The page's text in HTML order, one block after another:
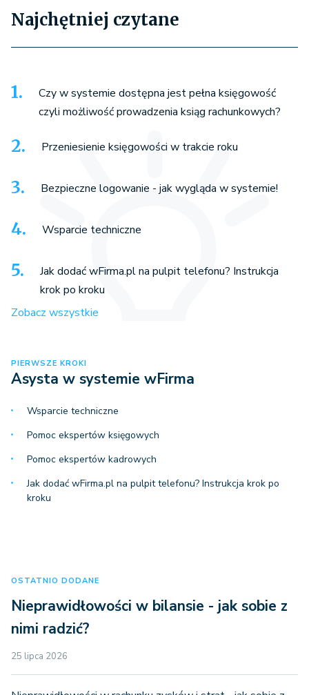
Najchętniej czytane
Czy w systemie dostępna jest pełna księgowość
czyli możliwość prowadzenia ksiąg rachunkowych?
Przeniesienie księgowości w trakcie roku
Bezpieczne logowanie - jak wygląda w systemie!
Wsparcie techniczne
Jak dodać wFirma.pl na pulpit telefonu? Instrukcja
krok po kroku
Zobacz wszystkie
PIERWSZE KROKI
Asysta w systemie wFirma
Wsparcie techniczne
Pomoc ekspertów księgowych
Pomoc ekspertów kadrowych
Jak dodać wFirma.pl na pulpit telefonu? Instrukcja krok po
kroku
OSTATNIO DODANE
Nieprawidłowości w bilansie - jak sobie z
nimi radzić?
25 lipca 2026